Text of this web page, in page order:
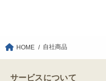
HOME 自社商品
サービスについて